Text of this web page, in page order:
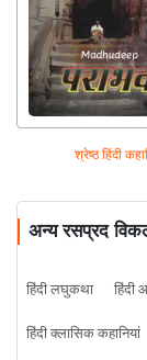
श्रेष्ठ हिंदी
अन्य रसप्रद
हिंदी लघुकथा हिंदी
हिंदी क्लासिक कहानियां